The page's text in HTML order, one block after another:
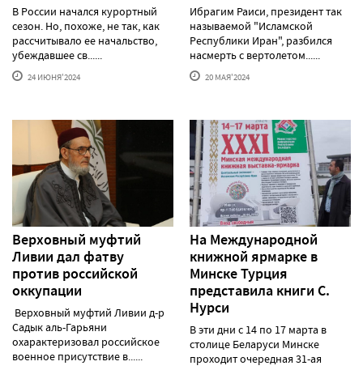
В России начался курортный
сезон. Но, похоже, не так, как
рассчитывало ее начальство,
убеждавшее св......
24 ИЮНЯ'2024
Ибрагим Раиси, президент так
называемой "Исламской
Республики Иран", разбился
насмерть с вертолетом......
20 МАЯ'2024
Верховный муфтий
Ливии дал фатву
против российской
оккупации
Верховный муфтий Ливии д-р
Садык аль-Гарьяни
охарактеризовал российское
военное присутствие в......
На Международной
книжной ярмарке в
Минске Турция
представила книги С.
Нурси
В эти дни с 14 по 17 марта в
столице Беларуси Минске
проходит очередная 31-ая